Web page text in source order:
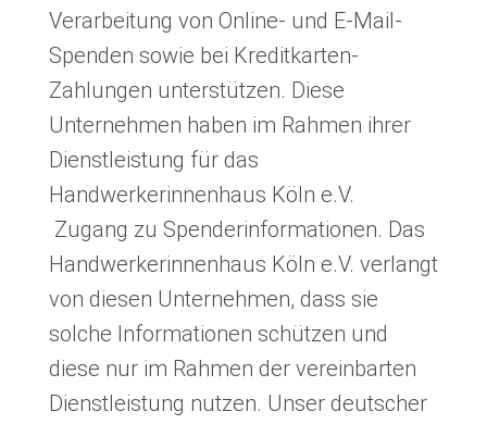
Verarbeitung von Online- und E-Mail-
Spenden sowie bei Kreditkarten-
Zahlungen unterstützen. Diese
Unternehmen haben im Rahmen ihrer
Dienstleistung für das
Handwerkerinnenhaus Köln e.V.
Zugang zu Spenderinformationen. Das
Handwerkerinnenhaus Köln e.V. verlangt
von diesen Unternehmen, dass sie
solche Informationen schützen und
diese nur im Rahmen der vereinbarten
Dienstleistung nutzen. Unser deutscher